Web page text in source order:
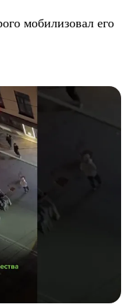
мобилизовал его